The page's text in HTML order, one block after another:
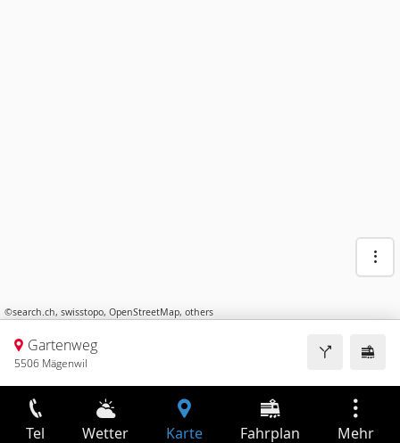
©search.ch, swisstopo, OpenStreetMap, others
Gartenweg
5506 Mägenwil
Tel Wetter Karte Fahrplan Mehr